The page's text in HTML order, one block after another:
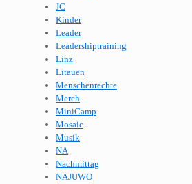
JC
Kinder
Leader
Leadershiptraining
Linz
Litauen
Menschenrechte
Merch
MiniCamp
Mosaic
Musik
NA
Nachmittag
NAJUWO